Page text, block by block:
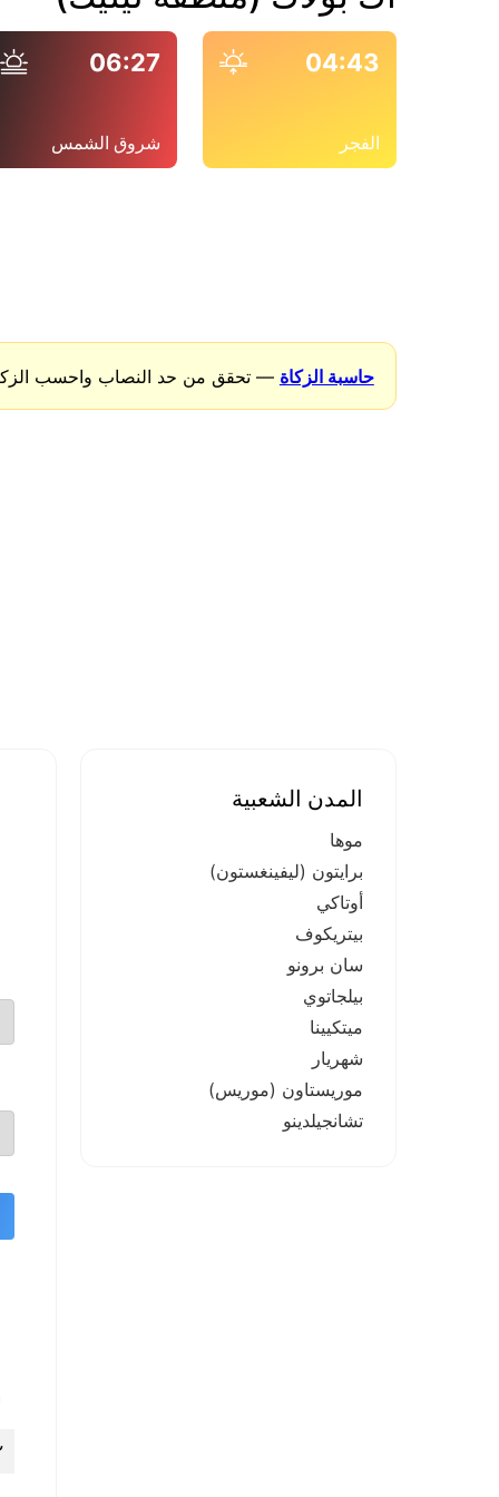
04:43
الفجر
06:27
شروق الشمس
حاسبة الزكاة — تحقق من حد النصاب واحسب
المدن الشعبية
موها
برايتون (ليفينغستون)
أوتاكي
بيتريكوف
سان برونو
بيلجاتوي
ميتكيينا
شهريار
موريستاون (موريس)
تشانجيلدينو